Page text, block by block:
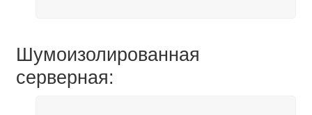
Шумоизолированная
серверная: